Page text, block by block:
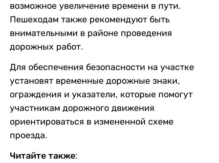
возможное увеличение времени в пути.
Пешеходам также рекомендуют быть
внимательными в районе проведения
дорожных работ.
Для обеспечения безопасности на участке
установят временные дорожные знаки,
ограждения и указатели, которые помогут
участникам дорожного движения
ориентироваться в измененной схеме
проезда.
Читайте также: